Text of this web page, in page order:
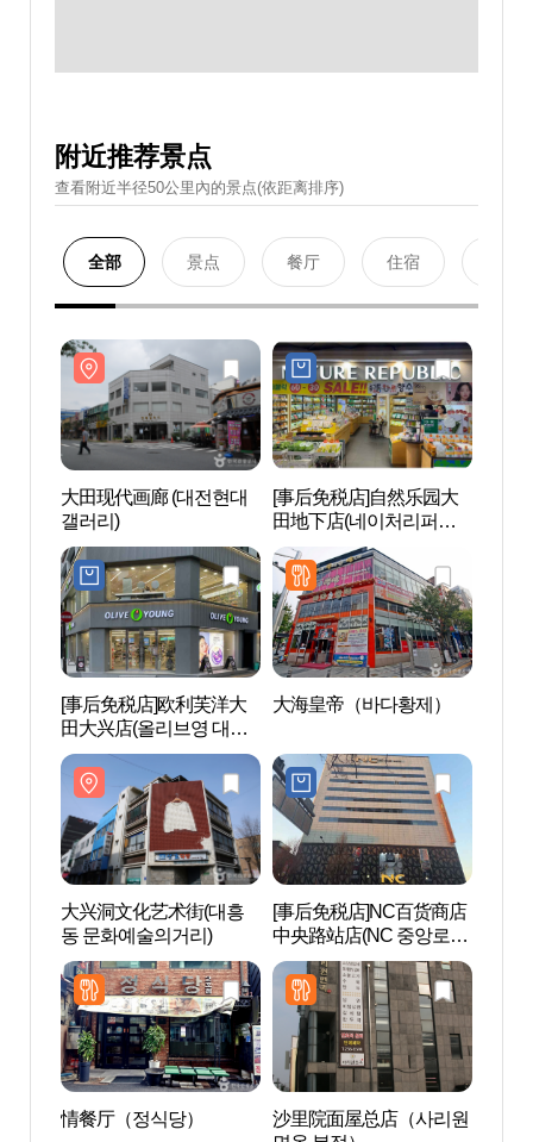
附近推荐景点
查看附近半径50公里內的景点(依距离排序)
全部 景点 餐厅 住宿
大田现代画廊 (대전현대
갤러리)
[事后免税店]自然乐园大
田地下店(네이처리퍼블
릭 대전지하점)
[事后免税店]欧利芙洋大
田大兴店(올리브영 대전
대흥점)
大海皇帝（바다황제）
大兴洞文化艺术街(대흥
동 문화예술의거리)
[事后免税店]NC百货商店
中央路站店(NC 중앙로역
점)
情餐厅（정식당）
沙里院面屋总店（사리원